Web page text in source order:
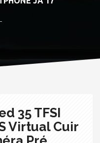
35 TFSI
Virtual Cuir